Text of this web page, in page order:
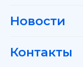
Новости
Контакты